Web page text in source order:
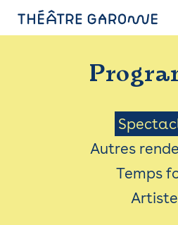
PROGRAMME
INFOS PRATIQUES
AVEC LES PUBLICS
ACCESSIBILITÉ
LES
Menu
Saison
Autres
Temps